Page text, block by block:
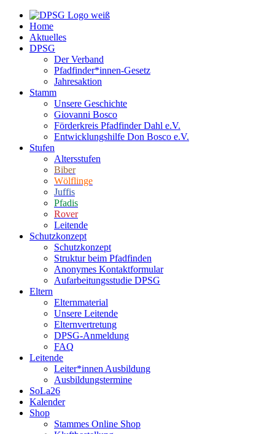
Home
Aktuelles
DPSG
Der Verband
Pfadfinder*innen-Gesetz
Jahresaktion
Stamm
Unsere Geschichte
Giovanni Bosco
Förderkreis Pfadfinder Dahl e.V.
Entwicklungshilfe Don Bosco e.V.
Stufen
Altersstufen
Biber
Wölflinge
Juffis
Pfadis
Rover
Leitende
Schutzkonzept
Schutzkonzept
Struktur beim Pfadfinden
Anonymes Kontaktformular
Aufarbeitungsstudie DPSG
Eltern
Elternmaterial
Unsere Leitende
Elternvertretung
DPSG-Anmeldung
FAQ
Leitende
Leiter*innen Ausbildung
Ausbildungstermine
SoLa26
Kalender
Shop
Stammes Online Shop